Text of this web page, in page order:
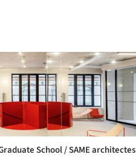
School / SAME architectes